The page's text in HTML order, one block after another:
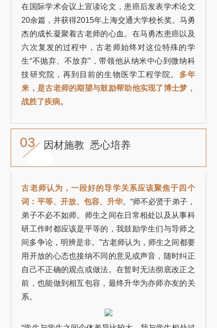
在国际学术会议上宣读论文，患癌后发表学术论文
20余篇，并获得2015年上海交通大学校长奖。马勇
杰的成长凝聚着古老师的心血。在马勇杰患癌以及
六次复发的过程中，古老师始终对这位特殊的学
生“不抛弃、不放弃”，带领他从纳米中心到微纳科
技研究院，再到目前的生物医学工程学院。 多年
来，是古老师的期望与鼓励帮助他实现了博士梦，
战胜了疾病。
03 因材施教 悉心培养
古老师认为，一段好的导学关系应该聚焦于四个
词：平等、开放、包容、升华。“师不必贤于弟子，
弟子不必不如师。师生之间在日常相处以及从事科
研工作时都应该是平等的，我鼓励学生们与导师之
间多争论，明辨是非。”古老师认为，师生之间都要
用开放的心态也接纳不同的意见或声音，随时纠正
自己不正确的观点或做法。在暂时无法彻底改正之
前，也能做到相互包容，最终升华为亦师亦友的关
系。